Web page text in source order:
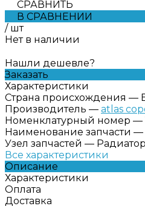
СРАВНИТЬ
В СРАВНЕНИИ
/ шт
Нет в наличии
Нашли дешевле?
Заказать
Характеристики
Страна происхождения —
Производитель — atlas
Номенклатурный номер —
Наименование запчасти —
Узел запчастей — Радиатор
Все характеристики
Описание
Характеристики
Оплата
Доставка